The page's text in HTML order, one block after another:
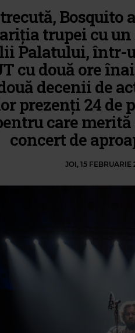
Bosquito
trupei cu
Palatului, într-
cu două ore
decenii de
prezenți 24 de
care
concert de
JOI, 15 FEBRUARIE